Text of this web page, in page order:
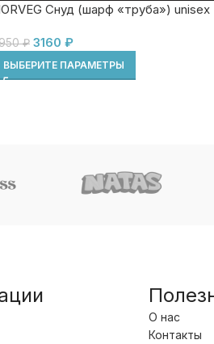
Снуд (шарф «труба») unisex
₽ 3160 ₽
ВЫБЕРИТЕ ПАРАМЕТРЫ
О нас
Контакты